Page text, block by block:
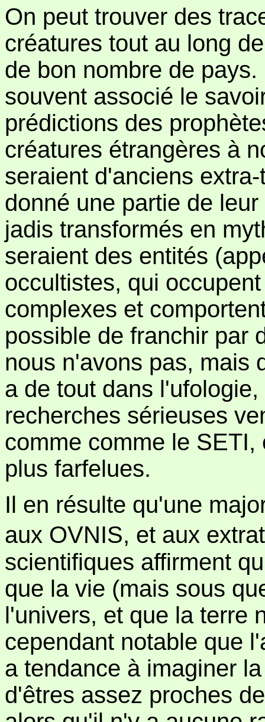
On peut trouver des
créatures tout au long
de bon nombre de
souvent associé le
prédictions des
créatures étrangères à
seraient d'anciens
donné une partie de
jadis transformés en
seraient des entités
occultistes, qui
complexes et
possible de franchir par
nous n'avons pas, mais
a de tout dans
recherches sérieuses
comme comme le
plus farfelues.
Il en résulte qu'une
aux OVNIS, et aux
scientifiques affirment
que la vie (mais sous
l'univers, et que la terre
cependant notable que
a tendance à imaginer
d'êtres assez proches